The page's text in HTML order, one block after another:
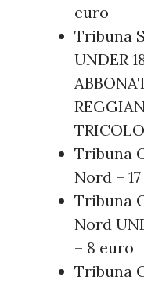
euro
Tribuna
UNDER
Tribuna
Nord –
Tribuna
Nord
– 8 euro
Tribuna